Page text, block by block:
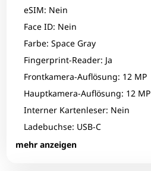
eSIM: Nein
Face ID: Nein
Farbe: Space Gray
Fingerprint-Reader: Ja
Frontkamera-Auflösung: 12 MP
Hauptkamera-Auflösung: 12 MP
Interner Kartenleser: Nein
Ladebuchse: USB-C
mehr anzeigen
Leuchtdichte: 500 Nits